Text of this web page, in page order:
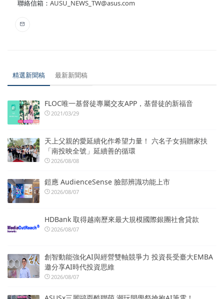
聯絡信箱： AUSU_NEWS_TW@asus.com
精選新聞稿 最新新聞稿
FLOC唯一基督徒專屬交友APP，基督徒的新福音
2021/03/29
天上父親的愛延續化作希望力量！ 六名子女捐贈家扶
「南投映全號」延續善的循環
2026/08/08
鎧應 AudienceSense 臉部辨識功能上市
2026/08/07
HDBank 取得越南歷來最大規模國際銀團社會貸款
2026/08/07
創智動能強化AI與經營雙軸競爭力 投資長受臺大EMBA
邀分享AI時代投資思維
2026/08/07